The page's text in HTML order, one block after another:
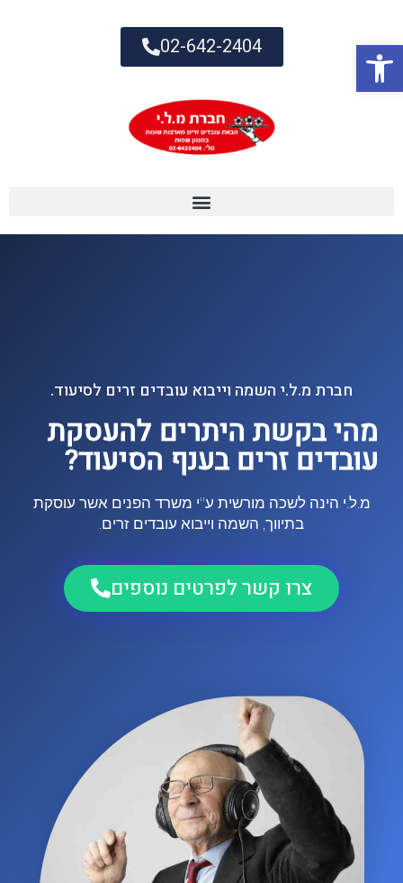
פתח סרגל נגישות 02-642-2404
חברת מ.ל.י השמה וייבוא עובדים זרים לסיעוד.
מהי בקשת היתרים להעסקת
עובדים זרים בענף הסיעוד?
מ.ל.י הינה לשכה מורשית ע"י משרד הפנים אשר עוסקת
בתיווך, השמה וייבוא עובדים זרים.
צרו קשר לפרטים נוספים